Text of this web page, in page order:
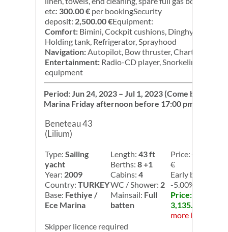
etc: 300.00 €per bookingSecurity
deposit: 2,500.00 €Equipment:
Comfort: Bimini, Cockpit cushions, Dinghy,
Holding tank, Refrigerator, Sprayhood
Navigation:Autopilot, Bow thruster, Chart plotter
Entertainment: Radio-CD player, Snorkeling
equipment
Period: Jun 24, 2023 – Jul 1, 2023 (Come back to
Marina Friday afternoon before 17:00 pm)
Beneteau 43
(Lilium)
Type: Sailing
yacht
Year: 2009
Country: TURKEY
Base: Fethiye /
Ece Marina
Length: 43 ft
Berths: 8 +1
Cabins: 4
WC / Shower: 2
Mainsail: Full
batten
Price:3,300.00
€
Early booking:
-5.00%
Price:
3,135.00 €
more info
Skipper licence required